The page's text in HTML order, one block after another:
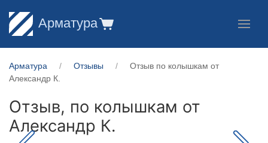
Арматура
Арматура Отзывы
Отзыв по колышкам от
Александр К.
Отзыв, по колышкам от
Александр К.